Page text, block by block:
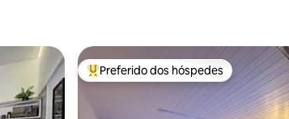
Entre os melhores preferidos dos
Preferido dos hóspedes